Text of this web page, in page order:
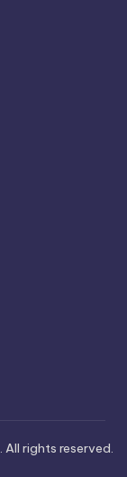
. All rights reserved.